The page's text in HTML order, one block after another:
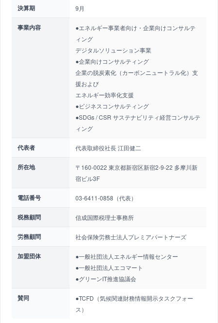
決算期 9月
事業内容
●エネルギー事業者向け・企業向けコンサルテ
ィング
デジタルソリューション事業
●企業向けコンサルティング
企業の脱炭素化（カーボンニュートラル化）支
援および
エネルギー効率化支援
●ビジネスコンサルティング
●SDGs / CSR サステナビリティ経営コンサルテ
ィング
代表者 代表取締役社長 江田健二
所在地
〒160-0022 東京都新宿区新宿2-9-22 多摩川新
宿ビル3F
電話番号 03-6411-0858（代表）
税務顧問 信成国際税理士事務所
労務顧問 社会保険労務士法人プレミアパートナーズ
加盟団体
●一般社団法人エネルギー情報センター
●一般社団法人エコマート
●グリーンIT推進協議会
賛同
●TCFD（気候関連財務情報開示タスクフォー
ス）